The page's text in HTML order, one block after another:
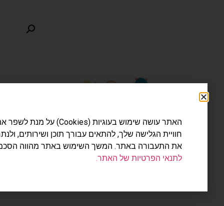
האתר עושה שימוש בעוגיות (Cookies) על מנת לשפר את
חוויית הגלישה שלך, להתאים עבורך תוכן ושירותים, ולנתח
את התעבורה באתר. המשך השימוש באתר מהווה הסכמה
לתנאי הפרטיות של האתר.